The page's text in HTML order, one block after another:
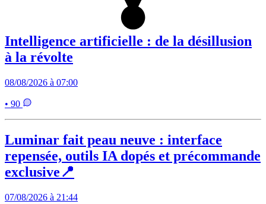
Intelligence artificielle : de la désillusion
à la révolte
08/08/2026 à 07:00
• 90
Luminar fait peau neuve : interface
repensée, outils IA dopés et précommande
exclusive📍
07/08/2026 à 21:44